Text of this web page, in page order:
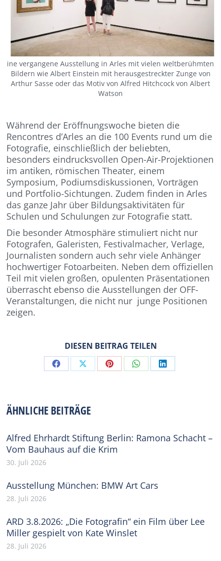
ine vergangene Ausstellung in Arles mit vielen weltberühmten
Bildern wie Albert Einstein mit herausgestreckter Zunge von
Arthur Sasse oder das Motiv von Alfred Hitchcock von Albert
Watson
Während der Eröffnungswoche bieten die
Rencontres d’Arles an die 100 Events rund um die
Fotografie, einschließlich der beliebten,
besonders eindrucksvollen Open-Air-Projektionen
im antiken, römischen Theater, einem
Symposium, Podiumsdiskussionen, Vorträgen
und Portfolio-Sichtungen. Zudem finden in Arles
das ganze Jahr über Bildungsaktivitäten für
Schulen und Schulungen zur Fotografie statt.
Die besonder Atmosphäre stimuliert nicht nur
Fotografen, Galeristen, Festivalmacher, Verlage,
Journalisten sondern auch sehr viele Anhänger
hochwertiger Fotoarbeiten. Neben dem offiziellen
Teil mit vielen großen, opulenten Präsentationen
überrascht ebenso die Ausstellungen der OFF-
Veranstaltungen, die nicht nur junge Positionen
zeigen.
DIESEN BEITRAG TEILEN
Share Share Share Share Share
ÄHNLICHE BEITRÄGE
Alfred Ehrhardt Stiftung Berlin: Ramona Schacht –
Vom Bauhaus auf die Krim
30. Juli 2026
Ausstellung München: BMW Art Cars
28. Juli 2026
ARD 3.8.2026: „Die Fotografin“ ein Film über Lee
Miller gespielt von Kate Winslet
28. Juli 2026